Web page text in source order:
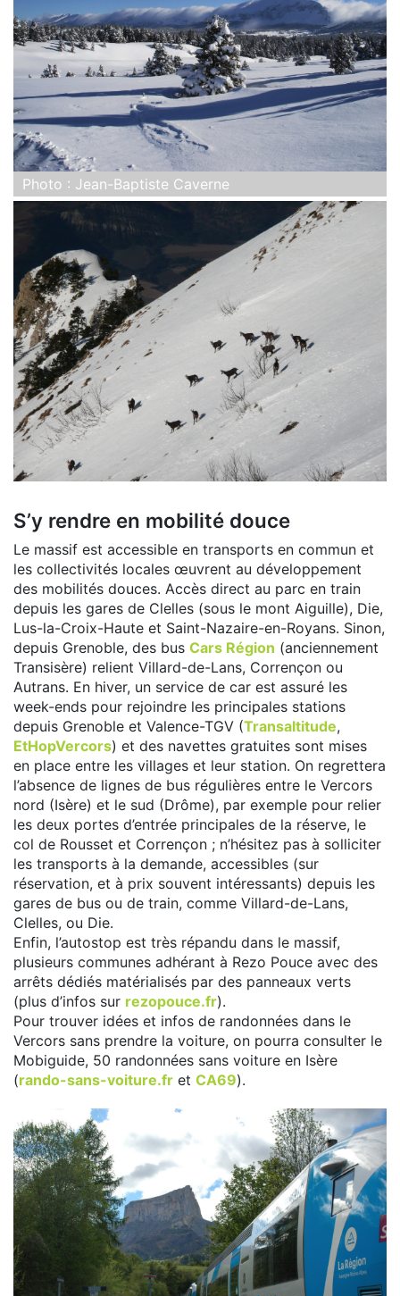
Photo : Jean-Baptiste Caverne
S’y rendre en mobilité douce
Le massif est accessible en transports en commun et
les collectivités locales œuvrent au développement
des mobilités douces. Accès direct au parc en train
depuis les gares de Clelles (sous le mont Aiguille), Die,
Lus-la-Croix-Haute et Saint-Nazaire-en-Royans. Sinon,
depuis Grenoble, des bus Cars Région (anciennement
Transisère) relient Villard-de-Lans, Corrençon ou
Autrans. En hiver, un service de car est assuré les
week-ends pour rejoindre les principales stations
depuis Grenoble et Valence-TGV (Transaltitude,
EtHopVercors) et des navettes gratuites sont mises
en place entre les villages et leur station. On regrettera
l’absence de lignes de bus régulières entre le Vercors
nord (Isère) et le sud (Drôme), par exemple pour relier
les deux portes d’entrée principales de la réserve, le
col de Rousset et Corrençon ; n’hésitez pas à solliciter
les transports à la demande, accessibles (sur
réservation, et à prix souvent intéressants) depuis les
gares de bus ou de train, comme Villard-de-Lans,
Clelles, ou Die.
Enfin, l’autostop est très répandu dans le massif,
plusieurs communes adhérant à Rezo Pouce avec des
arrêts dédiés matérialisés par des panneaux verts
(plus d’infos sur rezopouce.fr).
Pour trouver idées et infos de randonnées dans le
Vercors sans prendre la voiture, on pourra consulter le
Mobiguide, 50 randonnées sans voiture en Isère
(rando-sans-voiture.fr et CA69).